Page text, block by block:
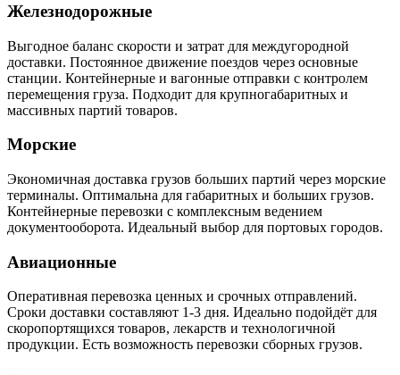
Железнодорожные
Выгодное баланс скорости и затрат для междугородной
доставки. Постоянное движение поездов через основные
станции. Контейнерные и вагонные отправки с контролем
перемещения груза. Подходит для крупногабаритных и
массивных партий товаров.
Морские
Экономичная доставка грузов больших партий через морские
терминалы. Оптимальна для габаритных и больших грузов.
Контейнерные перевозки с комплексным ведением
документооборота. Идеальный выбор для портовых городов.
Авиационные
Оперативная перевозка ценных и срочных отправлений.
Сроки доставки составляют 1-3 дня. Идеально подойдёт для
скоропортящихся товаров, лекарств и технологичной
продукции. Есть возможность перевозки сборных грузов.